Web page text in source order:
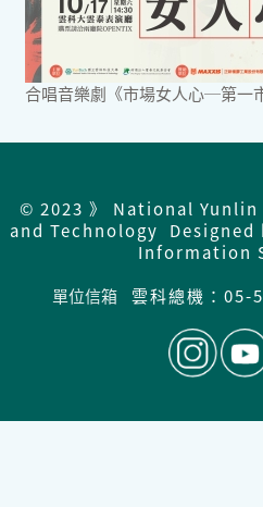
合唱音樂劇《市場女人心─第一
© 2023 》 National
and Technology
Information
單位信箱
雲科總機：05-